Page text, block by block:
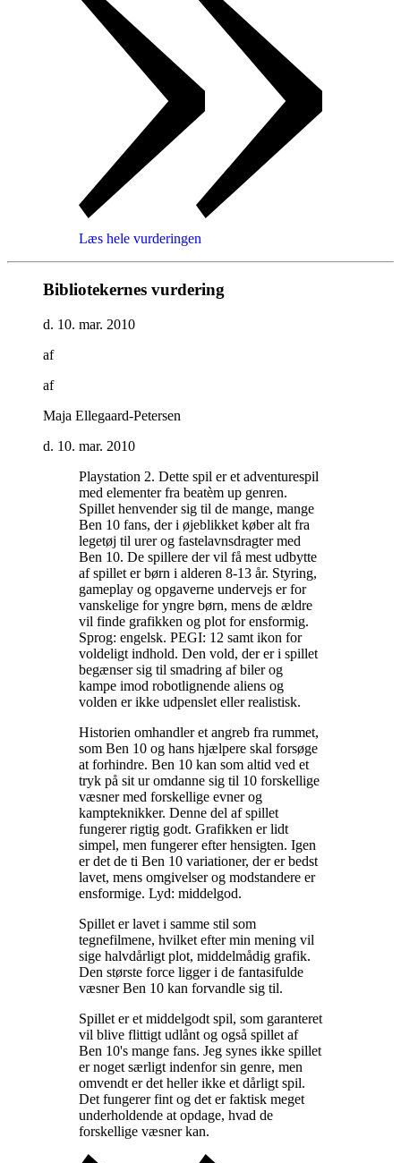
Læs hele vurderingen
Bibliotekernes vurdering
d. 10. mar. 2010
af
af
Maja Ellegaard-Petersen
d. 10. mar. 2010
Playstation 2. Dette spil er et adventurespil
med elementer fra beatèm up genren.
Spillet henvender sig til de mange, mange
Ben 10 fans, der i øjeblikket køber alt fra
legetøj til urer og fastelavnsdragter med
Ben 10. De spillere der vil få mest udbytte
af spillet er børn i alderen 8-13 år. Styring,
gameplay og opgaverne undervejs er for
vanskelige for yngre børn, mens de ældre
vil finde grafikken og plot for ensformig.
Sprog: engelsk. PEGI: 12 samt ikon for
voldeligt indhold. Den vold, der er i spillet
begænser sig til smadring af biler og
kampe imod robotlignende aliens og
volden er ikke udpenslet eller realistisk.
Historien omhandler et angreb fra rummet,
som Ben 10 og hans hjælpere skal forsøge
at forhindre. Ben 10 kan som altid ved et
tryk på sit ur omdanne sig til 10 forskellige
væsner med forskellige evner og
kampteknikker. Denne del af spillet
fungerer rigtig godt. Grafikken er lidt
simpel, men fungerer efter hensigten. Igen
er det de ti Ben 10 variationer, der er bedst
lavet, mens omgivelser og modstandere er
ensformige. Lyd: middelgod.
Spillet er lavet i samme stil som
tegnefilmene, hvilket efter min mening vil
sige halvdårligt plot, middelmådig grafik.
Den største force ligger i de fantasifulde
væsner Ben 10 kan forvandle sig til.
Spillet er et middelgodt spil, som garanteret
vil blive flittigt udlånt og også spillet af
Ben 10's mange fans. Jeg synes ikke spillet
er noget særligt indenfor sin genre, men
omvendt er det heller ikke et dårligt spil.
Det fungerer fint og det er faktisk meget
underholdende at opdage, hvad de
forskellige væsner kan.